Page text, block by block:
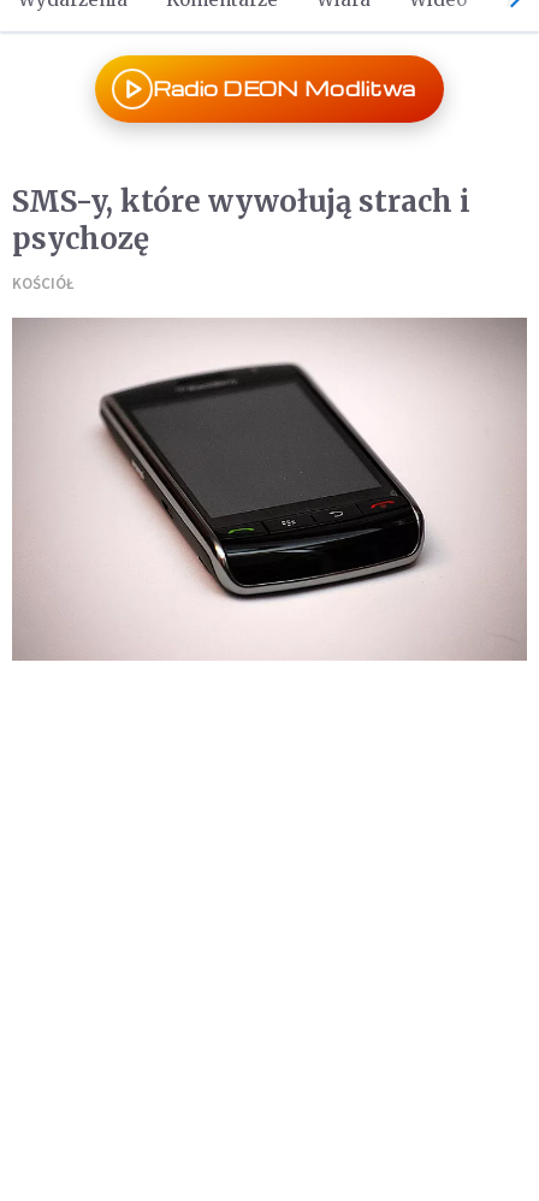
Radio DEON Modlitwa
SMS-y, które wywołują strach i
psychozę
KOŚCIÓŁ